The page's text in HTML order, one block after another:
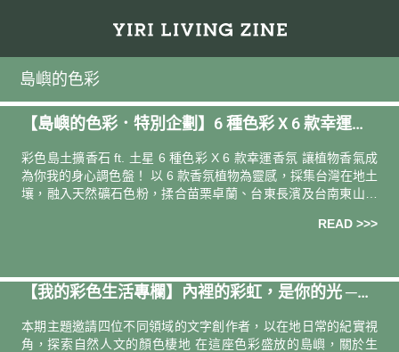
島嶼的色彩
【島嶼的色彩．特別企劃】6 種⾊彩 X 6 款幸運香
彩色島土擴香石 ft. 土星 6 種⾊彩 X 6 款幸運香氛 讓植物香氣成
為你我的身心調⾊盤！ 以 6 款香氛植物為靈感，採集台灣在地土
壤，融入天然礦石色粉，揉合苗栗卓蘭、台東長濱及台南東山等
READ >>>
【我的彩色生活專欄】內裡的彩虹，是你的光 ──
本期主題邀請四位不同領域的文字創作者，以在地日常的紀實視
角，探索自然人文的顏色棲地 在這座色彩盛放的島嶼，關於生